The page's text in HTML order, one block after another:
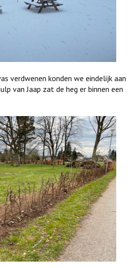
verdwenen konden we eindelijk aan
van Jaap zat de heg er binnen een